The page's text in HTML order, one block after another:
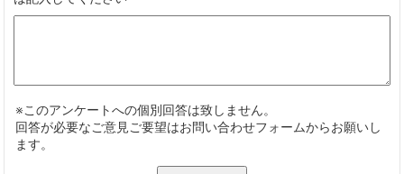
※このアンケートへの個別回答は致しません。
回答が必要なご意見ご要望はお問い合わせフォームからお願いし
ます。